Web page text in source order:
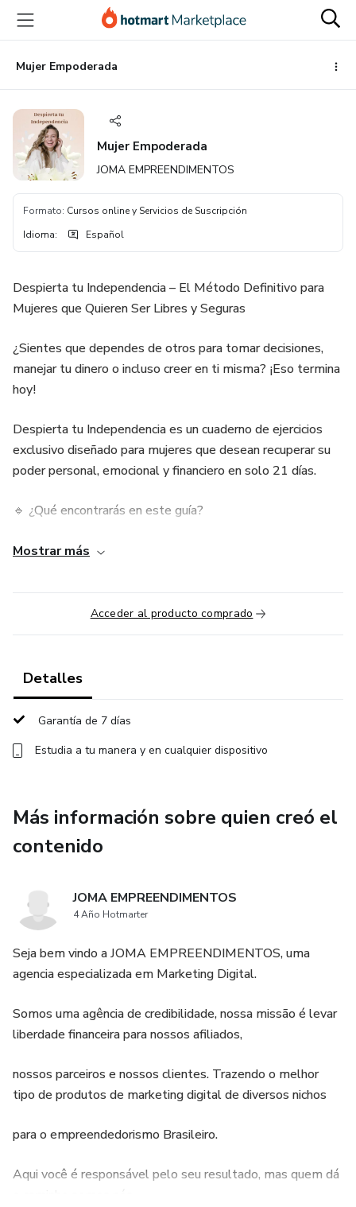
principal
página
de
página
Mujer Empoderada
Mujer Empoderada
JOMA EMPREENDIMENTOS
Formato: Cursos online y Servicios de Suscripción
Idioma: Español
Despierta tu Independencia – El Método Definitivo para
Mujeres que Quieren Ser Libres y Seguras
¿Sientes que dependes de otros para tomar decisiones,
manejar tu dinero o incluso creer en ti misma? ¡Eso termina
hoy!
Despierta tu Independencia es un cuaderno de ejercicios
exclusivo diseñado para mujeres que desean recuperar su
poder personal, emocional y financiero en solo 21 días.
🔹 ¿Qué encontrarás en este guía?
✅ Ejercicios prácticos para fortalecer tu confianza y
✅ Estrategias para alcanzar la independencia financiera sin
complicaciones.
✅ Herramientas para gestionar tus emociones y tomar
que mereces.
transformado la vida de cientos de mujeres. Ahora es tu
Mostrar más
Acceder al producto comprado
Detalles
Garantía de 7 días
Estudia a tu manera y en cualquier dispositivo
Más información sobre quien creó el
contenido
JOMA EMPREENDIMENTOS
4 Año Hotmarter
Seja bem vindo a JOMA EMPREENDIMENTOS, uma
agencia especializada em Marketing Digital.
Somos uma agência de credibilidade, nossa missão é levar
liberdade financeira para nossos afiliados,
nossos parceiros e nossos clientes. Trazendo o melhor
tipo de produtos de marketing digital de diversos nichos
para o empreendedorismo Brasileiro.
Aqui você é responsável pelo seu resultado, mas quem dá